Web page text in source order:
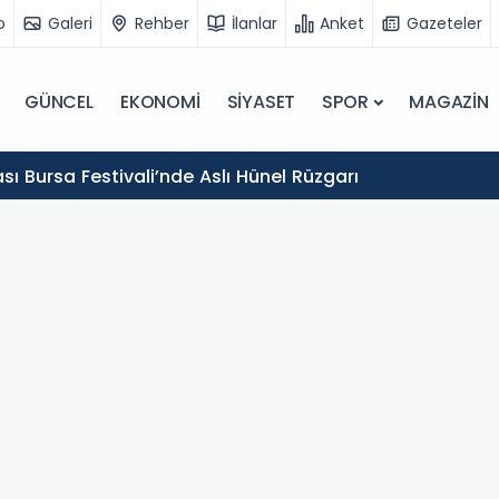
Galeri Rehber İlanlar Anket Gazeteler
GÜNCEL EKONOMİ SİYASET SPOR MAGAZİN
Bursa Festivali’nde Aslı Hünel Rüzgarı